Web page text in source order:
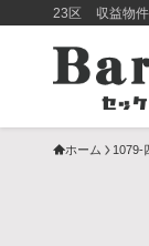
23区 収益物件
ホーム 1079-